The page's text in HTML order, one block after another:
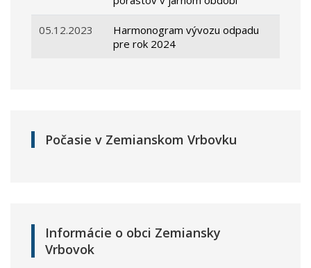
05.12.2023
Harmonogram vývozu odpadu
pre rok 2024
Počasie v Zemianskom Vrbovku
Informácie o obci Zemiansky
Vrbovok